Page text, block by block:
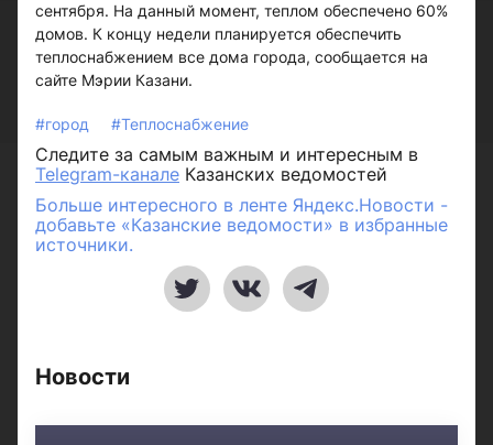
сентября. На данный момент, теплом обеспечено 60%
домов. К концу недели планируется обеспечить
теплоснабжением все дома города, сообщается на
сайте Мэрии Казани.
#город #Теплоснабжение
Следите за самым важным и интересным в
Telegram-канале Казанских ведомостей
Больше интересного в ленте Яндекс.Новости -
добавьте «Казанские ведомости» в избранные
источники.
Новости